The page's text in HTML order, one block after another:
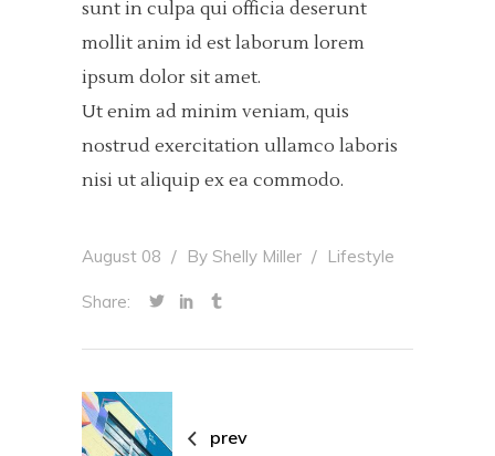
sunt in culpa qui officia deserunt
mollit anim id est laborum lorem
ipsum dolor sit amet.
Ut enim ad minim veniam, quis
nostrud exercitation ullamco laboris
nisi ut aliquip ex ea commodo.
August 08 By Shelly Miller Lifestyle
Share:
prev